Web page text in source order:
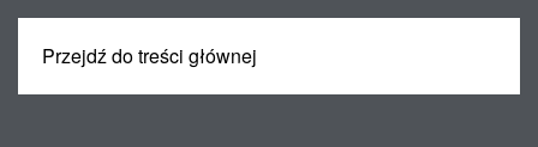
Przejdź do treści głównej